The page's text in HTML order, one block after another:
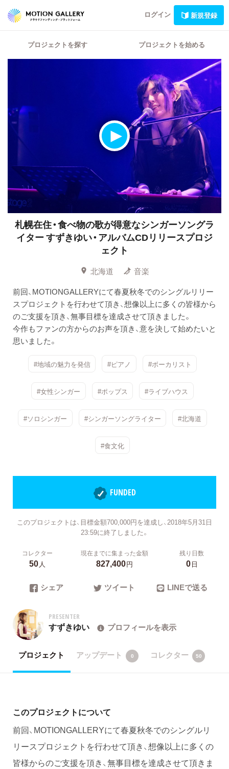
ログイン 新規登録
プロジェクトを探す プロジェクトを始める
札幌在住・食べ物の歌が得意なシンガーソングラ
イターすずきゆい・アルバムCDリリースプロジ
ェクト
北海道
音楽
前回、MOTIONGALLERYにて春夏秋冬でのシングルリリー
スプロジェクトを行わせて頂き、想像以上に多くの皆様から
のご支援を頂き、無事目標を達成させて頂きました。
今作もファンの方からのお声を頂き、意を決して始めたいと
思いました。
#地域の魅力を発信 #ピアノ #ボーカリスト
#女性シンガー #ポップス #ライブハウス
#ソロシンガー #シンガーソングライター #北海道
#食文化
FUNDED
このプロジェクトは、目標金額700,000円を達成し、2018年5月31日
23:59に終了しました。
コレクター
50人
現在までに集まった金額
827,400円
残り日数
0日
シェア ツイート LINEで送る
PRESENTER
すずきゆい プロフィールを表示
プロジェクト アップデート 0 コレクター 50
このプロジェクトについて
前回、MOTIONGALLERYにて春夏秋冬でのシングルリ
リースプロジェクトを行わせて頂き、想像以上に多くの
皆様からのご支援を頂き、無事目標を達成させて頂きま